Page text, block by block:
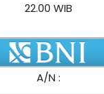
22.00 WIB
A/N :